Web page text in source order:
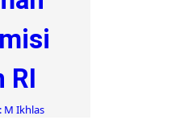
RI
M Ikhlas